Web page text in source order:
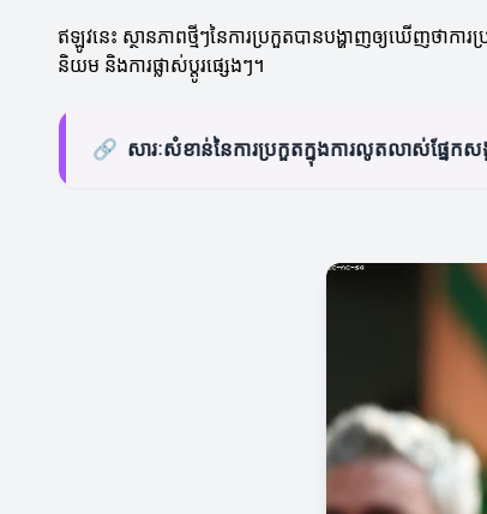
ឥឡូវនេះ ស្ថានភាពថ្មីៗនៃការប្រកួតបានបង្ហាញឲ្យឃើញថាការ
និយម និងការផ្លាស់ប្តូរផ្សេងៗ។
🔗 សារៈសំខាន់នៃការប្រកួតក្នុងការលូតលាស់ផ្នែកស